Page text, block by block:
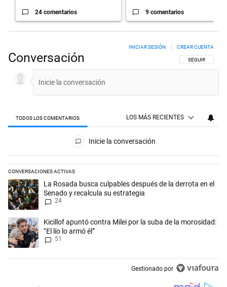
24 comentarios 9 comentarios
Conversación SIGA ESTA
SEGUIR
INICIAR SESIÓN CREAR CUENTA
TODOS LOS COMENTARIOS LOS MÁS RECIENTES
Todos los comentarios
Inicie la conversación
CONVERSACIONES ACTIVAS
Este listado muestra los artículos con más comentarios en los
Un artículo de tendencia con el título "La Rosada busca culpables
La Rosada busca culpables después de la derrota en el
Senado y recalcula su estrategia
24
Un artículo de tendencia con el título "Kicillof apuntó contra Milei por
Kicillof apuntó contra Milei por la suba de la morosidad:
“El lío lo armó él”
51
Gestionado por